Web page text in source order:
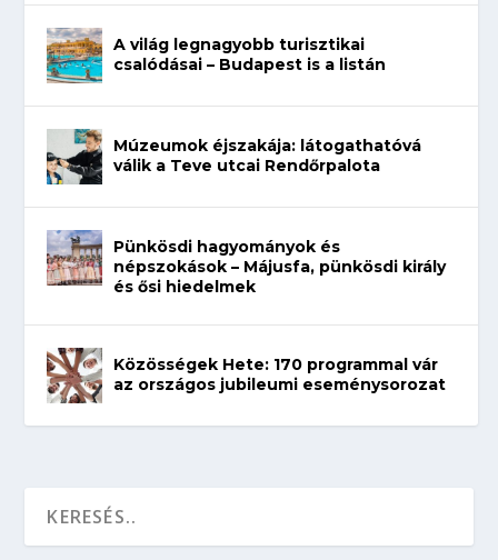
A világ legnagyobb turisztikai
csalódásai – Budapest is a listán
Múzeumok éjszakája: látogathatóvá
válik a Teve utcai Rendőrpalota
Pünkösdi hagyományok és
népszokások – Májusfa, pünkösdi király
és ősi hiedelmek
Közösségek Hete: 170 programmal vár
az országos jubileumi eseménysorozat